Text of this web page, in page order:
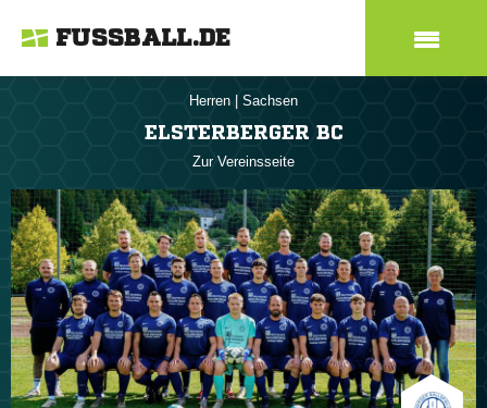
FUSSBALL.DE
Herren Sachsen
ELSTERBERGER BC
Zur Vereinsseite